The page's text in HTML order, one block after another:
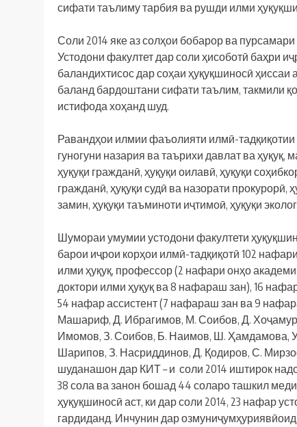
сифати таълиму тарбия ва рушди илми
Соли 2014 яке аз солҳои бобарор ва
Устодони факултет дар соли ҳисоботӣ баҳри
баландихтисос дар соҳаи ҳуқуқшиносӣ
баланд бардоштани сифати таълим, такмили
истифода хоҳанд шуд.
Равандҳои илмии фаъолияти илмӣ-тадқиқотии
гуногуни назария ва таърихи давлат ва
ҳуқуқи гражданӣ, ҳуқуқи оилавӣ, ҳуқуқи
гражданӣ, ҳуқуқи судӣ ва назорати прокурорӣ,
замин, ҳуқуқи таъминоти иҷтимоӣ, ҳуқуқи
Шумораи умумии устодони факултети
барои иҷрои корҳои илмӣ-тадқиқотӣ 102
илми ҳуқуқ, профессор (2 нафари онҳо
доктори илми ҳуқуқ ва 8 нафараш зан), 16
54 нафар ассистент (7 нафараш зан ва 9
Машариф, Д. Ибрагимов, М. Соибов, Д.
Имомов, З. Соибов, Б. Наимов, Ш. Ҳамдамова,
Шарипов, З. Насриддинов, Д. Қодиров, С.
шуданашон дар КИТ – и соли 2014 иштирок
38 сола ва занон бошад 44 соларо ташкил
ҳуқуқшиносӣ аст, ки дар соли 2014, 23 нафар
гардиданд. Инчунин дар